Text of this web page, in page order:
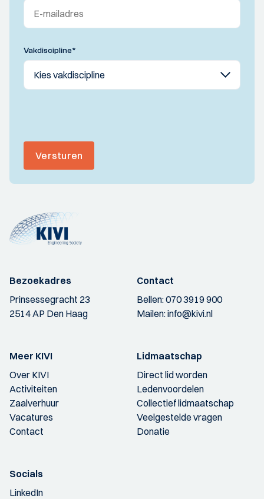
Vakdiscipline*
Versturen
Bezoekadres
Prinsessegracht 23
2514 AP Den Haag
Contact
Bellen:070 3919 900
Mailen:info@kivi.nl
Meer KIVI
Over KIVI
Activiteiten
Zaalverhuur
Vacatures
Contact
Lidmaatschap
Direct lid worden
Ledenvoordelen
Collectief lidmaatschap
Veelgestelde vragen
Donatie
Socials
LinkedIn